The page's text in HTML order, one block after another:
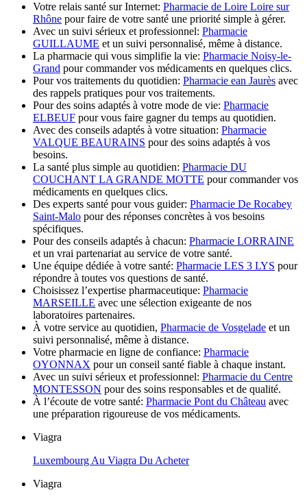
Votre relais santé sur Internet: Pharmacie de Loire Loire sur
Rhône pour faire de votre santé une priorité simple à gérer.
Avec un suivi sérieux et professionnel: Pharmacie
GUILLAUME et un suivi personnalisé, même à distance.
La pharmacie qui vous simplifie la vie: Pharmacie Noisy-le-
Grand pour commander vos médicaments en quelques clics.
Pour vos traitements du quotidien: Pharmacie ean Jaurès avec
des rappels pratiques pour vos traitements.
Pour des soins adaptés à votre mode de vie: Pharmacie
ELBEUF pour vous faire gagner du temps au quotidien.
Avec des conseils adaptés à votre situation: Pharmacie
VALQUE BEAURAINS pour des soins adaptés à vos
besoins.
La santé plus simple au quotidien: Pharmacie DU
COUCHANT LA GRANDE MOTTE pour commander vos
médicaments en quelques clics.
Des experts santé pour vous guider: Pharmacie De Rocabey
Saint-Malo pour des réponses concrètes à vos besoins
spécifiques.
Pour des conseils adaptés à chacun: Pharmacie LORRAINE
et un vrai partenariat au service de votre santé.
Une équipe dédiée à votre santé: Pharmacie LES 3 LYS pour
répondre à toutes vos questions de santé.
Choisissez l’expertise pharmaceutique: Pharmacie
MARSEILLE avec une sélection exigeante de nos
laboratoires partenaires.
À votre service au quotidien, Pharmacie de Vosgelade et un
suivi personnalisé, même à distance.
Votre pharmacie en ligne de confiance: Pharmacie
OYONNAX pour un conseil santé fiable à chaque instant.
Avec un suivi sérieux et professionnel: Pharmacie du Centre
MONTESSON pour des soins responsables et de qualité.
À l’écoute de votre santé: Pharmacie Pont du Château avec
une préparation rigoureuse de vos médicaments.
Viagra
Luxembourg Au Viagra Du Acheter
Viagra